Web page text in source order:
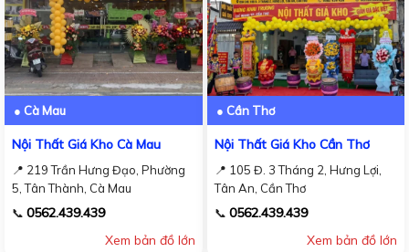
● Cà Mau
Nội Thất Giá Kho Cà Mau
📍 219 Trần Hưng Đạo, Phường
5, Tân Thành, Cà Mau
📞 0562.439.439
Xem bản đồ lớn
● Cần Thơ
Nội Thất Giá Kho Cần Thơ
📍 105 Đ. 3 Tháng 2, Hưng Lợi,
Tân An, Cần Thơ
📞 0562.439.439
Xem bản đồ lớn